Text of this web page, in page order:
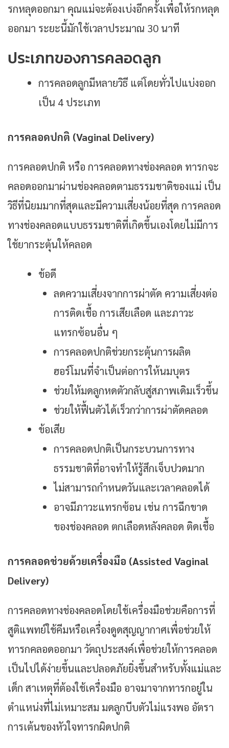
รกหลุดออกมา คุณแม่จะต้องเบ่งอีกครั้งเพื่อให้รกหลุด
ออกมา ระยะนี้มักใช้เวลาประมาณ 30 นาที
ประเภทของการคลอดลูก
การคลอดลูกมีหลายวิธี แต่โดยทั่วไปแบ่งออก
เป็น 4 ประเภท
การคลอดปกติ (Vaginal Delivery)
การคลอดปกติ หรือ การคลอดทางช่องคลอด ทารกจะ
คลอดออกมาผ่านช่องคลอดตามธรรมชาติของแม่ เป็น
วิธีที่นิยมมากที่สุดและมีความเสี่ยงน้อยที่สุด การคลอด
ทางช่องคลอดแบบธรรมชาติที่เกิดขึ้นเองโดยไม่มีการ
ใช้ยากระตุ้นให้คลอด
ข้อดี
ลดความเสี่ยงจากการผ่าตัด ความเสี่ยงต่อ
การติดเชื้อ การเสียเลือด และภาวะ
แทรกซ้อนอื่น ๆ
การคลอดปกติช่วยกระตุ้นการผลิต
ฮอร์โมนที่จำเป็นต่อการให้นมบุตร
ช่วยให้มดลูกหดตัวกลับสู่สภาพเดิมเร็วขึ้น
ช่วยให้ฟื้นตัวได้เร็วกว่าการผ่าตัดคลอด
ข้อเสีย
การคลอดปกติเป็นกระบวนการทาง
ธรรมชาติที่อาจทำให้รู้สึกเจ็บปวดมาก
ไม่สามารถกำหนดวันและเวลาคลอดได้
อาจมีภาวะแทรกซ้อน เช่น การฉีกขาด
ของช่องคลอด ตกเลือดหลังคลอด ติดเชื้อ
การคลอดช่วยด้วยเครื่องมือ (Assisted Vaginal
Delivery)
การคลอดทางช่องคลอดโดยใช้เครื่องมือช่วยคือการที่
สูติแพทย์ใช้คีมหรือเครื่องดูดสุญญากาศเพื่อช่วยให้
ทารกคลอดออกมา วัตถุประสงค์เพื่อช่วยให้การคลอด
เป็นไปได้ง่ายขึ้นและปลอดภัยยิ่งขึ้นสำหรับทั้งแม่และ
เด็ก สาเหตุที่ต้องใช้เครื่องมือ อาจมาจากทารกอยู่ใน
ตำแหน่งที่ไม่เหมาะสม มดลูกบีบตัวไม่แรงพอ อัตรา
การเต้นของหัวใจทารกผิดปกติ